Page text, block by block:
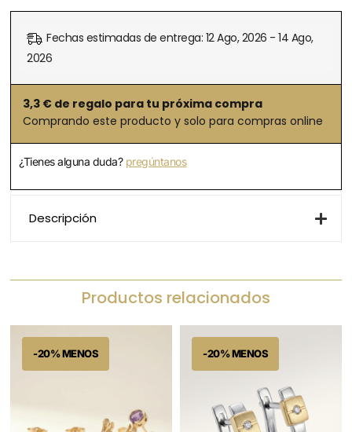
Fechas estimadas de entrega: 12 Ago, 2026 - 14 Ago,
2026
3,3 € de regalo para tu próxima compra
Comprando este producto y solo para compras online
¿Tienes alguna duda? pregúntanos
Descripción
Productos relacionados